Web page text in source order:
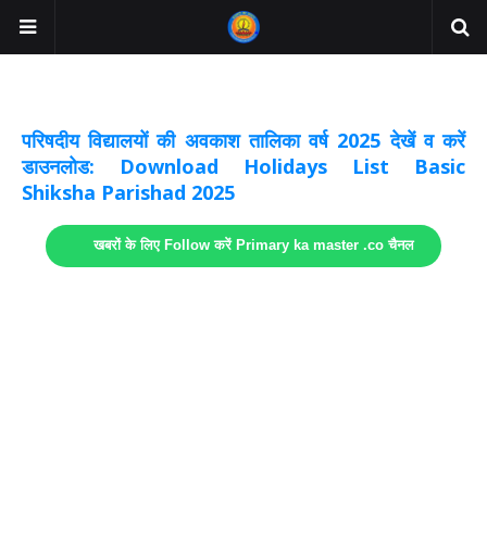
परिषदीय विद्यालयों की अवकाश तालिका वर्ष 2025 देखें व करें
डाउनलोड: Download Holidays List Basic
Shiksha Parishad 2025
खबरों के लिए Follow करें Primary ka master .co चैनल